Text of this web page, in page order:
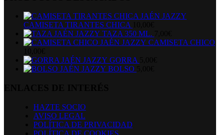
CAMISETA TIRANTES CHICA
TAZA 350 ML.
CAMISETA CHICO
GORRA
BOLSO
HAZTE SOCIO
AVISO LEGAL
POLÍTICA DE PRIVACIDAD
POLÍTICA DE COOKIES